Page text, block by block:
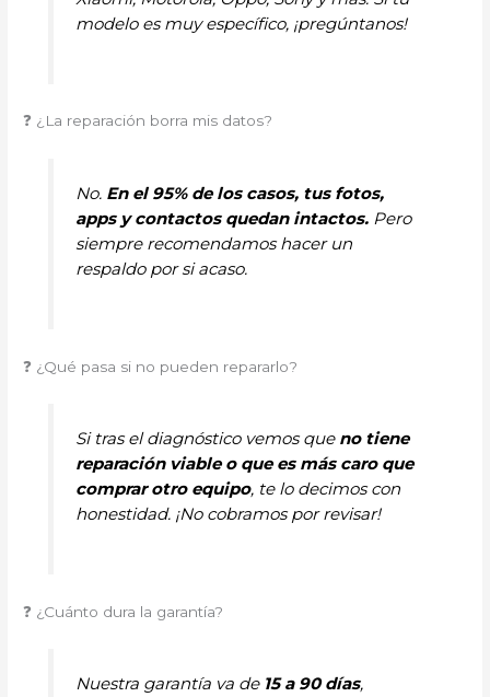
modelo es muy específico, ¡pregúntanos!
❓ ¿La reparación borra mis datos?
No. En el 95% de los casos, tus fotos,
apps y contactos quedan intactos.Pero
siempre recomendamos hacer un
respaldo por si acaso.
❓ ¿Qué pasa si no pueden repararlo?
Si tras el diagnóstico vemos que no tiene
reparación viable o que es más caro que
comprar otro equipo, te lo decimos con
honestidad. ¡No cobramos por revisar!
❓ ¿Cuánto dura la garantía?
Nuestra garantía va de 15 a 90 días,